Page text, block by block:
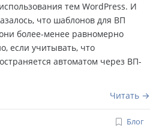
тем WordPress. И
что шаблонов для ВП
более-менее равномерно
если учитывать, что
автоматом через ВП-
Читать
Блог